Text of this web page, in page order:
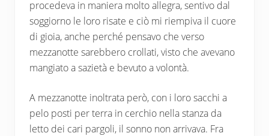
procedeva in maniera molto allegra, sentivo dal
soggiorno le loro risate e ciò mi riempiva il cuore
di gioia, anche perché pensavo che verso
mezzanotte sarebbero crollati, visto che avevano
mangiato a sazietà e bevuto a volontà.
A mezzanotte inoltrata però, con i loro sacchi a
pelo posti per terra in cerchio nella stanza da
letto dei cari pargoli, il sonno non arrivava. Fra